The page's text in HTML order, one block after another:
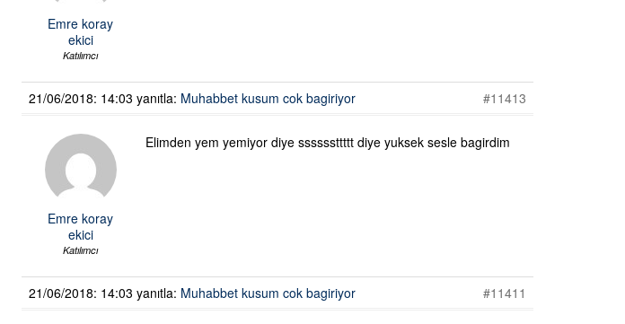
Emre koray
ekici
Katılımcı
21/06/2018: 14:03 yanıtla: Muhabbet kusum cok bagiriyor #11413
Emre koray
ekici
Katılımcı
Elimden yem yemiyor diye ssssssttttt diye yuksek sesle bagirdim
21/06/2018: 14:03 yanıtla: Muhabbet kusum cok bagiriyor #11411